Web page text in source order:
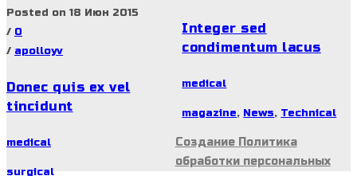
Posted on 18 Июн 2015
/ 0
/ apolloyv
Donec quis ex vel
tincidunt
medical
surgical
Integer sed
condimentum lacus
medical
magazine, News, Technical
Создание Политика
обработки персональных